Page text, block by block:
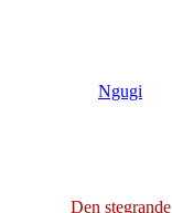
Ngugi
Den stegrande